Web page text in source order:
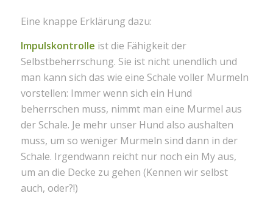
Eine knappe Erklärung dazu:
Impulskontrolle ist die Fähigkeit der
Selbstbeherrschung. Sie ist nicht unendlich und
man kann sich das wie eine Schale voller Murmeln
vorstellen: Immer wenn sich ein Hund
beherrschen muss, nimmt man eine Murmel aus
der Schale. Je mehr unser Hund also aushalten
muss, um so weniger Murmeln sind dann in der
Schale. Irgendwann reicht nur noch ein My aus,
um an die Decke zu gehen (Kennen wir selbst
auch, oder?!)